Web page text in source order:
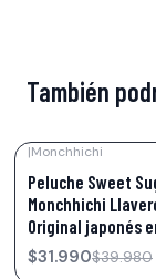
También
|Monchhichi
Peluche Sweet
Monchhichi
Original japonés
$31.990$39.980